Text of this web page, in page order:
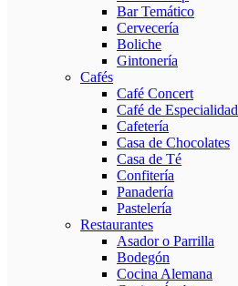
Bar Temático
Cervecería
Boliche
Gintonería
Cafés
Café Concert
Café de Especialidad
Cafetería
Casa de Chocolates
Casa de Té
Confitería
Panadería
Pastelería
Restaurantes
Asador o Parrilla
Bodegón
Cocina Alemana